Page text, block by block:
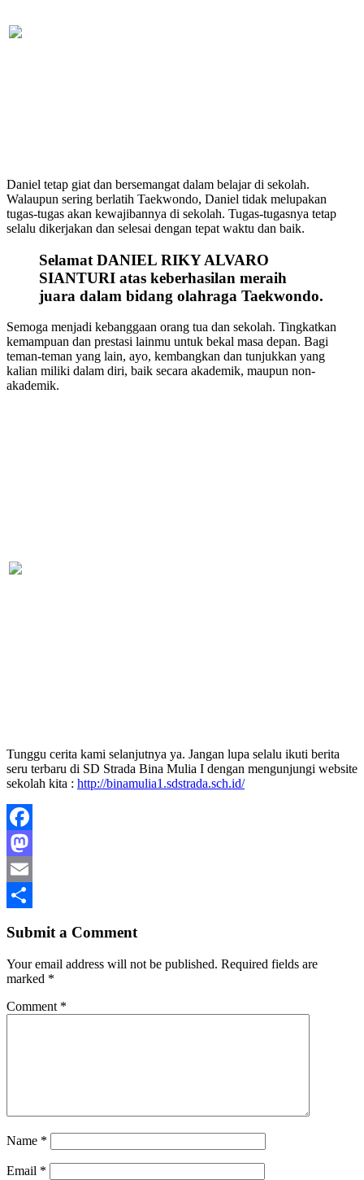
Daniel tetap giat dan bersemangat dalam belajar di sekolah.
Walaupun sering berlatih Taekwondo, Daniel tidak melupakan
tugas-tugas akan kewajibannya di sekolah. Tugas-tugasnya tetap
selalu dikerjakan dan selesai dengan tepat waktu dan baik.
Selamat DANIEL RIKY ALVARO
SIANTURI atas keberhasilan meraih
juara dalam bidang olahraga Taekwondo.
Semoga menjadi kebanggaan orang tua dan sekolah. Tingkatkan
kemampuan dan prestasi lainmu untuk bekal masa depan. Bagi
teman-teman yang lain, ayo, kembangkan dan tunjukkan yang
kalian miliki dalam diri, baik secara akademik, maupun non-
akademik.
Tunggu cerita kami selanjutnya ya. Jangan lupa selalu ikuti berita
seru terbaru di SD Strada Bina Mulia I dengan mengunjungi website
sekolah kita : http://binamulia1.sdstrada.sch.id/
Facebook
Mastodon
Email
Submit a Comment
Your email address will not be published. Required fields are
marked *
Comment *
Name *
Email *